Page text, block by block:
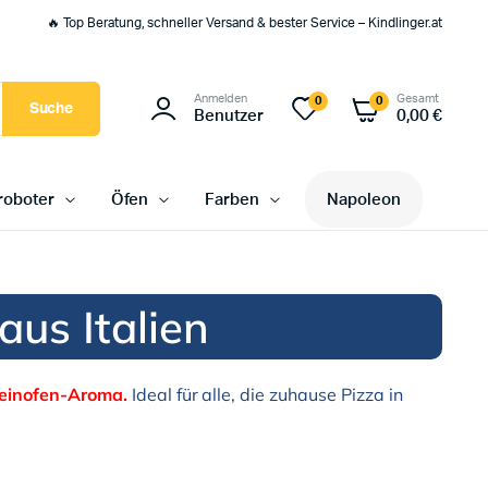
🔥 Top Beratung, schneller Versand & bester Service – Kindlinger.at
Suche
Anmelden
Benutzer
0 0 Gesamt
0,00€
Öfen Farben Napoleon
Italien
Aroma.Ideal für alle, die zuhause Pizza in